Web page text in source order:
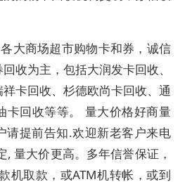
大商场超市购物卡和券，诚信
收为主，包括大润发卡回收、
卡回收、杉德欧尚卡回收、通
卡回收等等。 量大价格好商量
请提前告知.欢迎新老客户来电
, 量大价更高。多年信誉保证，
机取款，或ATM机转帐，或到